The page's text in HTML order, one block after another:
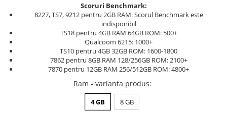
Scoruri Benchmark:
8227, TS7, 9212 pentru 2GB RAM: Scorul Benchmark este
indisponibil
TS18 pentru 4GB RAM 64GB ROM: 500+
Qualcoom 6215: 1000+
TS10 pentru 4GB 32GB ROM: 1600-1800
7862 pentru 8GB RAM 128/256GB ROM: 2100+
7870 pentru 12GB RAM 256/512GB ROM: 4800+
Ram - varianta produs:
4 GB 8 GB